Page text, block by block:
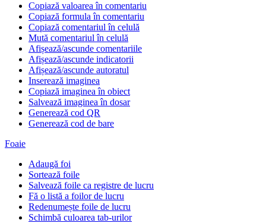
Copiază valoarea în comentariu
Copiază formula în comentariu
Copiază comentariul în celulă
Mută comentariul în celulă
Afișează/ascunde comentariile
Afișează/ascunde indicatorii
Afișează/ascunde autoratul
Inserează imaginea
Copiază imaginea în obiect
Salvează imaginea în dosar
Generează cod QR
Generează cod de bare
Foaie
Adaugă foi
Sortează foile
Salvează foile ca registre de lucru
Fă o listă a foilor de lucru
Redenumește foile de lucru
Schimbă culoarea tab-urilor